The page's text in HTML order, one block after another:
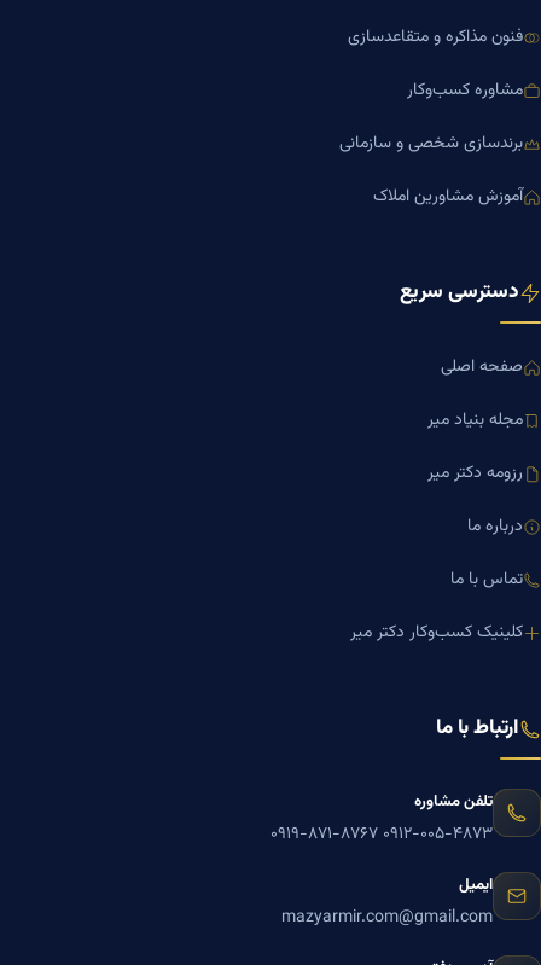
فنون مذاکره و متقاعدسازی
مشاوره کسب‌وکار
برندسازی شخصی و سازمانی
آموزش مشاورین املاک
دسترسی سریع
صفحه اصلی
مجله بنیاد میر
رزومه دکتر میر
درباره ما
تماس با ما
کلینیک کسب‌وکار دکتر میر
ارتباط با ما
تلفن مشاوره
۰۹۱۲-۰۰۵-۴۸۷۳ ۰۹۱۹-۸۷۱-۸۷۶۷
ایمیل
mazyarmir.com@gmail.com